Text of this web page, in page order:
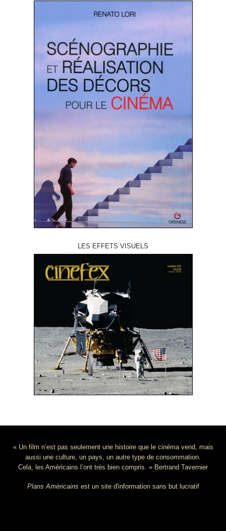
LES EFFETS VISUELS
« Un film n’est pas seulement une histoire que le cinéma vend, mais
aussi une culture, un pays, un autre type de consommation.
Cela, les Américains l’ont très bien compris. » Bertrand Tavernier
Plans Américains est un site d'information sans but lucratif